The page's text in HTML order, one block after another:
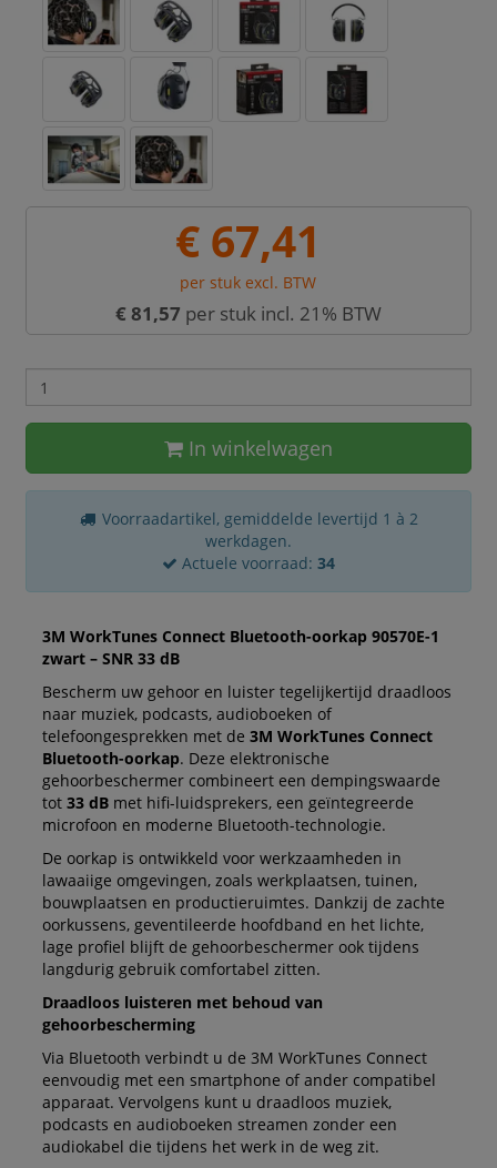
€ 67,41
per stuk excl. BTW
€ 81,57 per stuk incl. 21% BTW
In winkelwagen
Voorraadartikel, gemiddelde levertijd 1 à 2
werkdagen.
Actuele voorraad: 34
3M WorkTunes Connect Bluetooth-oorkap 90570E-1
zwart – SNR 33 dB
Bescherm uw gehoor en luister tegelijkertijd draadloos
naar muziek, podcasts, audioboeken of
telefoongesprekken met de 3M WorkTunes Connect
Bluetooth-oorkap. Deze elektronische
gehoorbeschermer combineert een dempingswaarde
tot 33 dBmet hifi-luidsprekers, een geïntegreerde
microfoon en moderne Bluetooth-technologie.
De oorkap is ontwikkeld voor werkzaamheden in
lawaaiige omgevingen, zoals werkplaatsen, tuinen,
bouwplaatsen en productieruimtes. Dankzij de zachte
oorkussens, geventileerde hoofdband en het lichte,
lage profiel blijft de gehoorbeschermer ook tijdens
langdurig gebruik comfortabel zitten.
Draadloos luisteren met behoud van
gehoorbescherming
Via Bluetooth verbindt u de 3M WorkTunes Connect
eenvoudig met een smartphone of ander compatibel
apparaat. Vervolgens kunt u draadloos muziek,
podcasts en audioboeken streamen zonder een
audiokabel die tijdens het werk in de weg zit.